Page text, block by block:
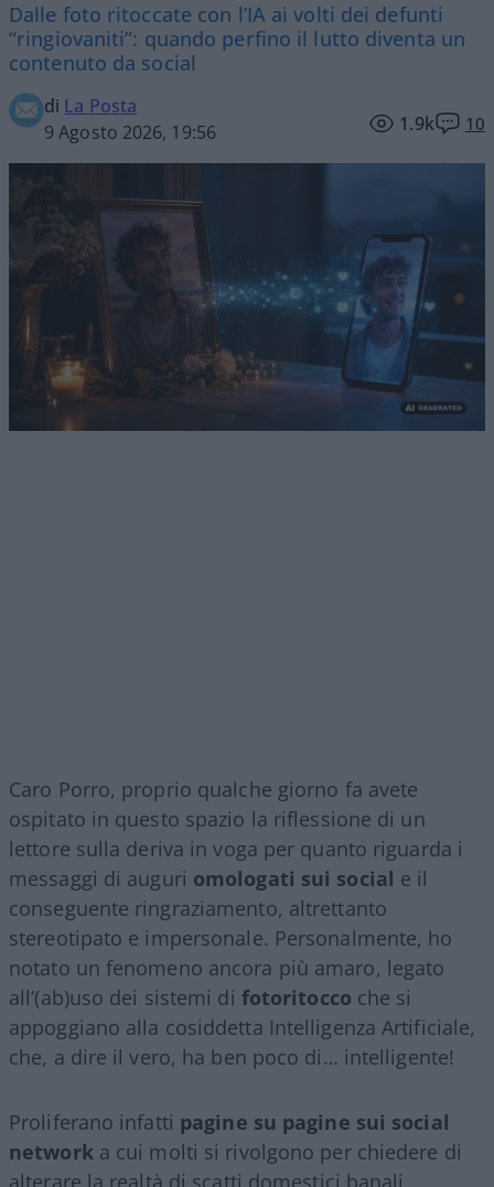
Dalle foto ritoccate con l’IA ai volti dei defunti
“ringiovaniti”: quando perfino il lutto diventa un
contenuto da social
di La Posta
9 Agosto 2026, 19:56
1.9k 10
Caro Porro, proprio qualche giorno fa avete
ospitato in questo spazio la riflessione di un
lettore sulla deriva in voga per quanto riguarda i
messaggi di auguri omologati sui social e il
conseguente ringraziamento, altrettanto
stereotipato e impersonale. Personalmente, ho
notato un fenomeno ancora più amaro, legato
all’(ab)uso dei sistemi di fotoritocco che si
appoggiano alla cosiddetta Intelligenza Artificiale,
che, a dire il vero, ha ben poco di… intelligente!
Proliferano infatti pagine su pagine sui social
networka cui molti si rivolgono per chiedere di
alterare la realtà di scatti domestici banali,